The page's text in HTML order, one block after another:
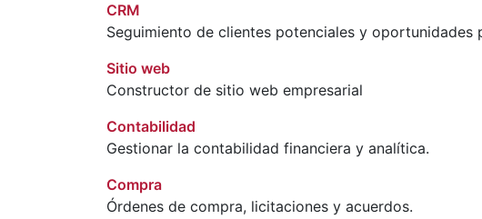
CRM
Seguimiento de clientes potenciales y oportunidades
Sitio web
Constructor de sitio web empresarial
Contabilidad
Gestionar la contabilidad financiera y analítica.
Compra
Órdenes de compra, licitaciones y acuerdos.